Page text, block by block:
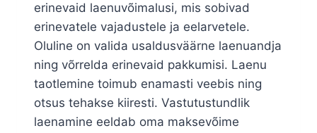
erinevaid laenuvõimalusi, mis sobivad
erinevatele vajadustele ja eelarvetele.
Oluline on valida usaldusväärne laenuandja
ning võrrelda erinevaid pakkumisi. Laenu
taotlemine toimub enamasti veebis ning
otsus tehakse kiiresti. Vastutustundlik
laenamine eeldab oma maksevõime